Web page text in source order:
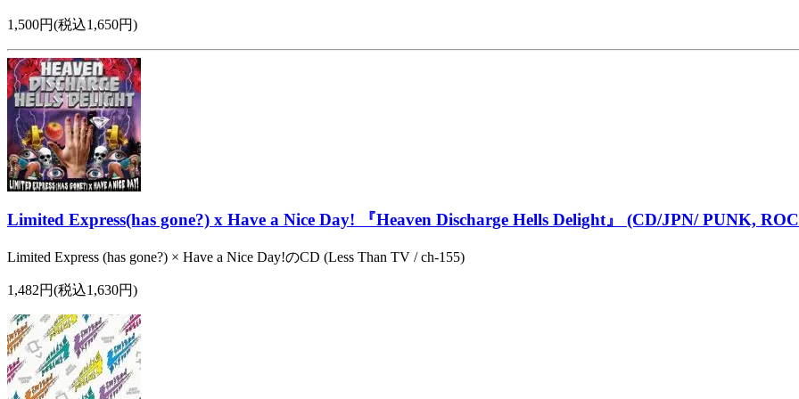
1,500円(税込1,650円)
Limited Express(has gone?) x Have a Nice Day! 『Heaven Discharge Hells Delight』 (CD/JPN/ PUNK,
Limited Express (has gone?) × Have a Nice Day!のCD (Less Than TV / ch-155)
1,482円(税込1,630円)